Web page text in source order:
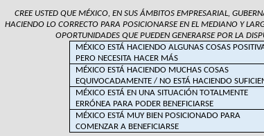
CREE USTED QUE MÉXICO, EN SUS ÁMBITOS EMPRESARIAL,
HACIENDO LO CORRECTO PARA POSICIONARSE EN EL MEDIANO Y
OPORTUNIDADES QUE PUEDEN GENERARSE POR LA
MÉXICO ESTÁ HACIENDO ALGUNAS COSAS
PERO NECESITA HACER MÁS
MÉXICO ESTÁ HACIENDO MUCHAS COSAS
EQUIVOCADAMENTE / NO ESTÁ HACIENDO
MÉXICO ESTÁ EN UNA SITUACIÓN TOTALMENTE
ERRÓNEA PARA PODER BENEFICIARSE
MÉXICO ESTÁ MUY BIEN POSICIONADO PARA
COMENZAR A BENEFICIARSE